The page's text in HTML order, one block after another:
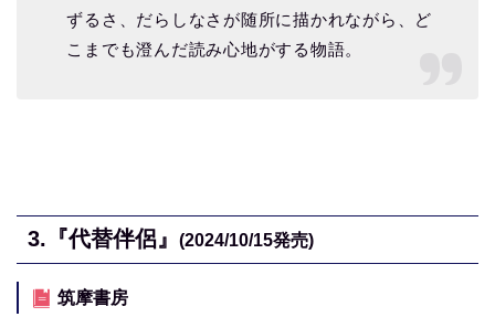
ずるさ、だらしなさが随所に描かれながら、ど
こまでも澄んだ読み心地がする物語。
3. 『代替伴侶』 (2024/10/15発売)
筑摩書房